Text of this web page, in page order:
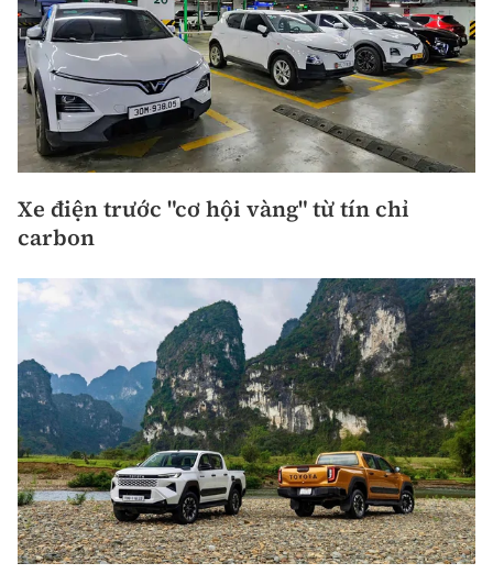
Xe điện trước "cơ hội vàng" từ tín chỉ
carbon